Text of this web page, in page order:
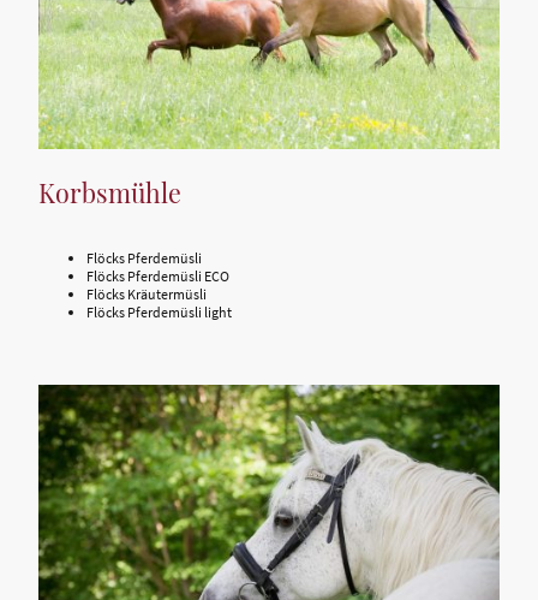
Korbsmühle
Flöcks Pferdemüsli
Flöcks Pferdemüsli ECO
Flöcks Kräutermüsli
Flöcks Pferdemüsli light